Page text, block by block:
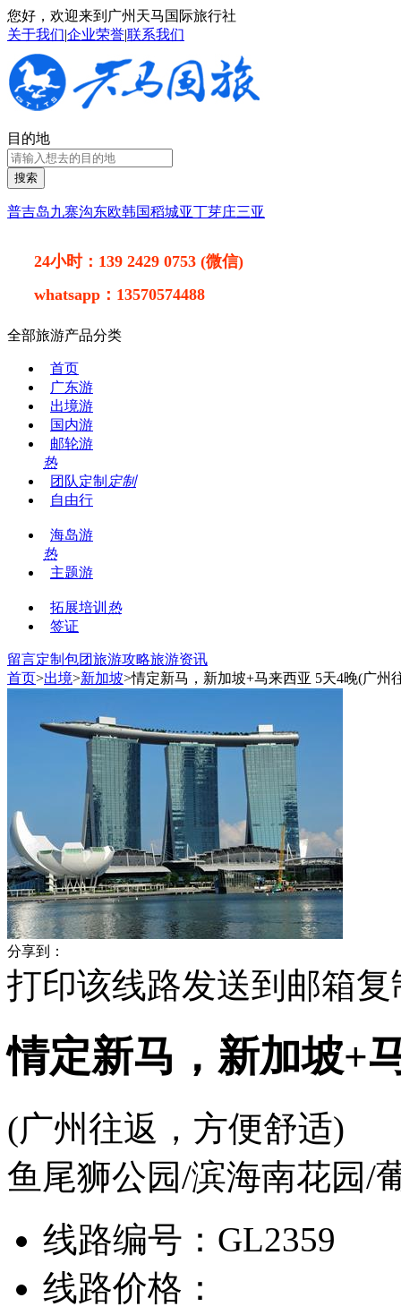
您好，欢迎来到广州天马国际旅行社
关于我们|企业荣誉|联系我们
目的地
搜索
普吉岛九寨沟东欧韩国稻城亚丁芽庄三亚
24小时： 139 2429 0753 (微信)
whatsapp： 13570574488
全部旅游产品分类
首页
广东游
出境游
国内游
邮轮游
热
团队定制 定制
自由行
海岛游
热
主题游
拓展培训 热
签证
留言定制包团旅游攻略旅游资讯
首页>出境>新加坡>情定新马，新加坡+马来西亚 5天4晚(广州
分享到：
打印该线路发送到邮箱复
情定新马，新加坡+
(广州往返，方便舒适)
鱼尾狮公园/滨海南花园/
线路编号： GL2359
线路价格：